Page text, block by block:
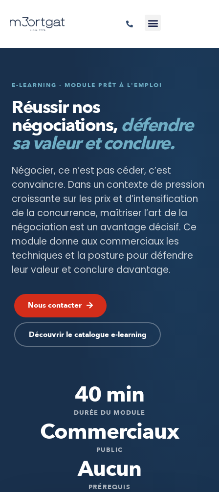
E-LEARNING · MODULE PRÊT À L'EMPLOI
Réussir nos
négociations, défendre
sa valeur et conclure.
Négocier, ce n’est pas céder, c’est
convaincre. Dans un contexte de pression
croissante sur les prix et d’intensification
de la concurrence, maîtriser l’art de la
négociation est un avantage décisif. Ce
module donne aux commerciaux les
techniques et la posture pour défendre
leur valeur et conclure davantage.
Nous contacter
Découvrir le catalogue e-learning
40 min
DURÉE DU MODULE
Commerciaux
PUBLIC
Aucun
PRÉREQUIS